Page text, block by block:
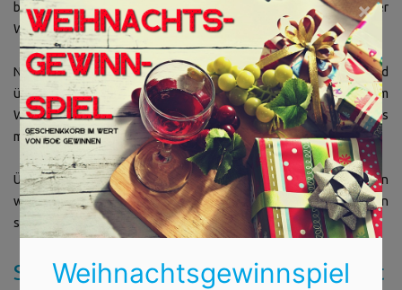
besonders zur kalten Jahreszeit gefragt sind – der Celler
Weihnachtsmarkt bietet für jeden etwas.
Neben den Chören und diversen Konzertveranstaltungen sind
übrigens auch die
Tanzgruppenein besonderes Highlight auf dem
Weihnachtsmarkt in Celle. Diese treten so regelmäßig auf, dass
man sie kaum verpassen kann.
Übrigens dürfen sich Kinder und Erwachsene an vielen
weihnachtlichen Aktionen beteiligen, die auf dem Markt zu finden
sind. Informationen hierzu gibt es in der Regel vor Ort.
Stimmungsvoll in die Weihnachtszeit
Weihnachtsgewinnspiel
×